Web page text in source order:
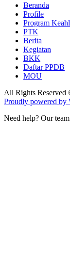
Beranda
Profile
Program
PTK
Berita
Kegiatan
BKK
Daftar PPDB
MOU
All Rights
Proudly powered by
Need help? Our